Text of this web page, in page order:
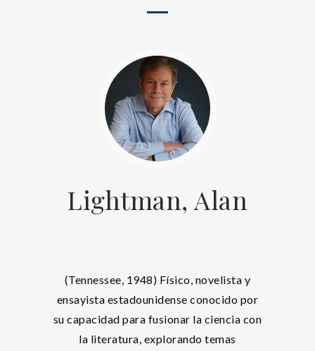
Lightman, Alan
(Tennessee, 1948) Físico, novelista y
ensayista estadounidense conocido por
su capacidad para fusionar la ciencia con
la literatura, explorando temas